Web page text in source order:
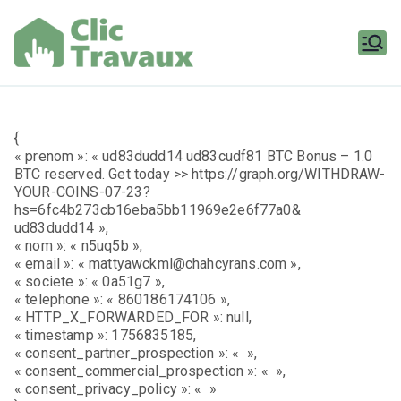
contenu
{
« prenom »: « ud83dudd14 ud83cudf81 BTC Bonus – 1.0
BTC reserved. Get today >> https://graph.org/WITHDRAW-
YOUR-COINS-07-23?
hs=6fc4b273cb16eba5bb11969e2e6f77a0&
ud83dudd14 »,
« nom »: « n5uq5b »,
« email »: « mattyawckml@chahcyrans.com »,
« societe »: « 0a51g7 »,
« telephone »: « 860186174106 »,
« HTTP_X_FORWARDED_FOR »: null,
« timestamp »: 1756835185,
« consent_partner_prospection »: « »,
« consent_commercial_prospection »: « »,
« consent_privacy_policy »: « »